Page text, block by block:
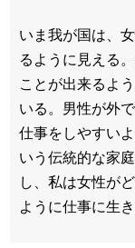
いま我が国は、
るように見える
ことが出来るよ
いる。男性が外
仕事をしやすい
いう伝統的な家
し、私は女性が
ように仕事に生